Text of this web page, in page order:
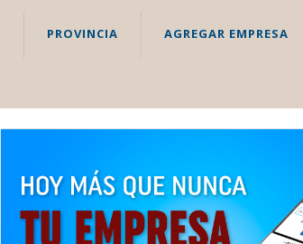
PROVINCIA AGREGAR EMPRESA